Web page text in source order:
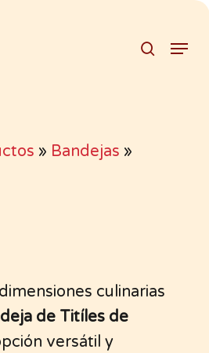
Menu
» Bandejas »
culinarias
de Titíles de
versátil y